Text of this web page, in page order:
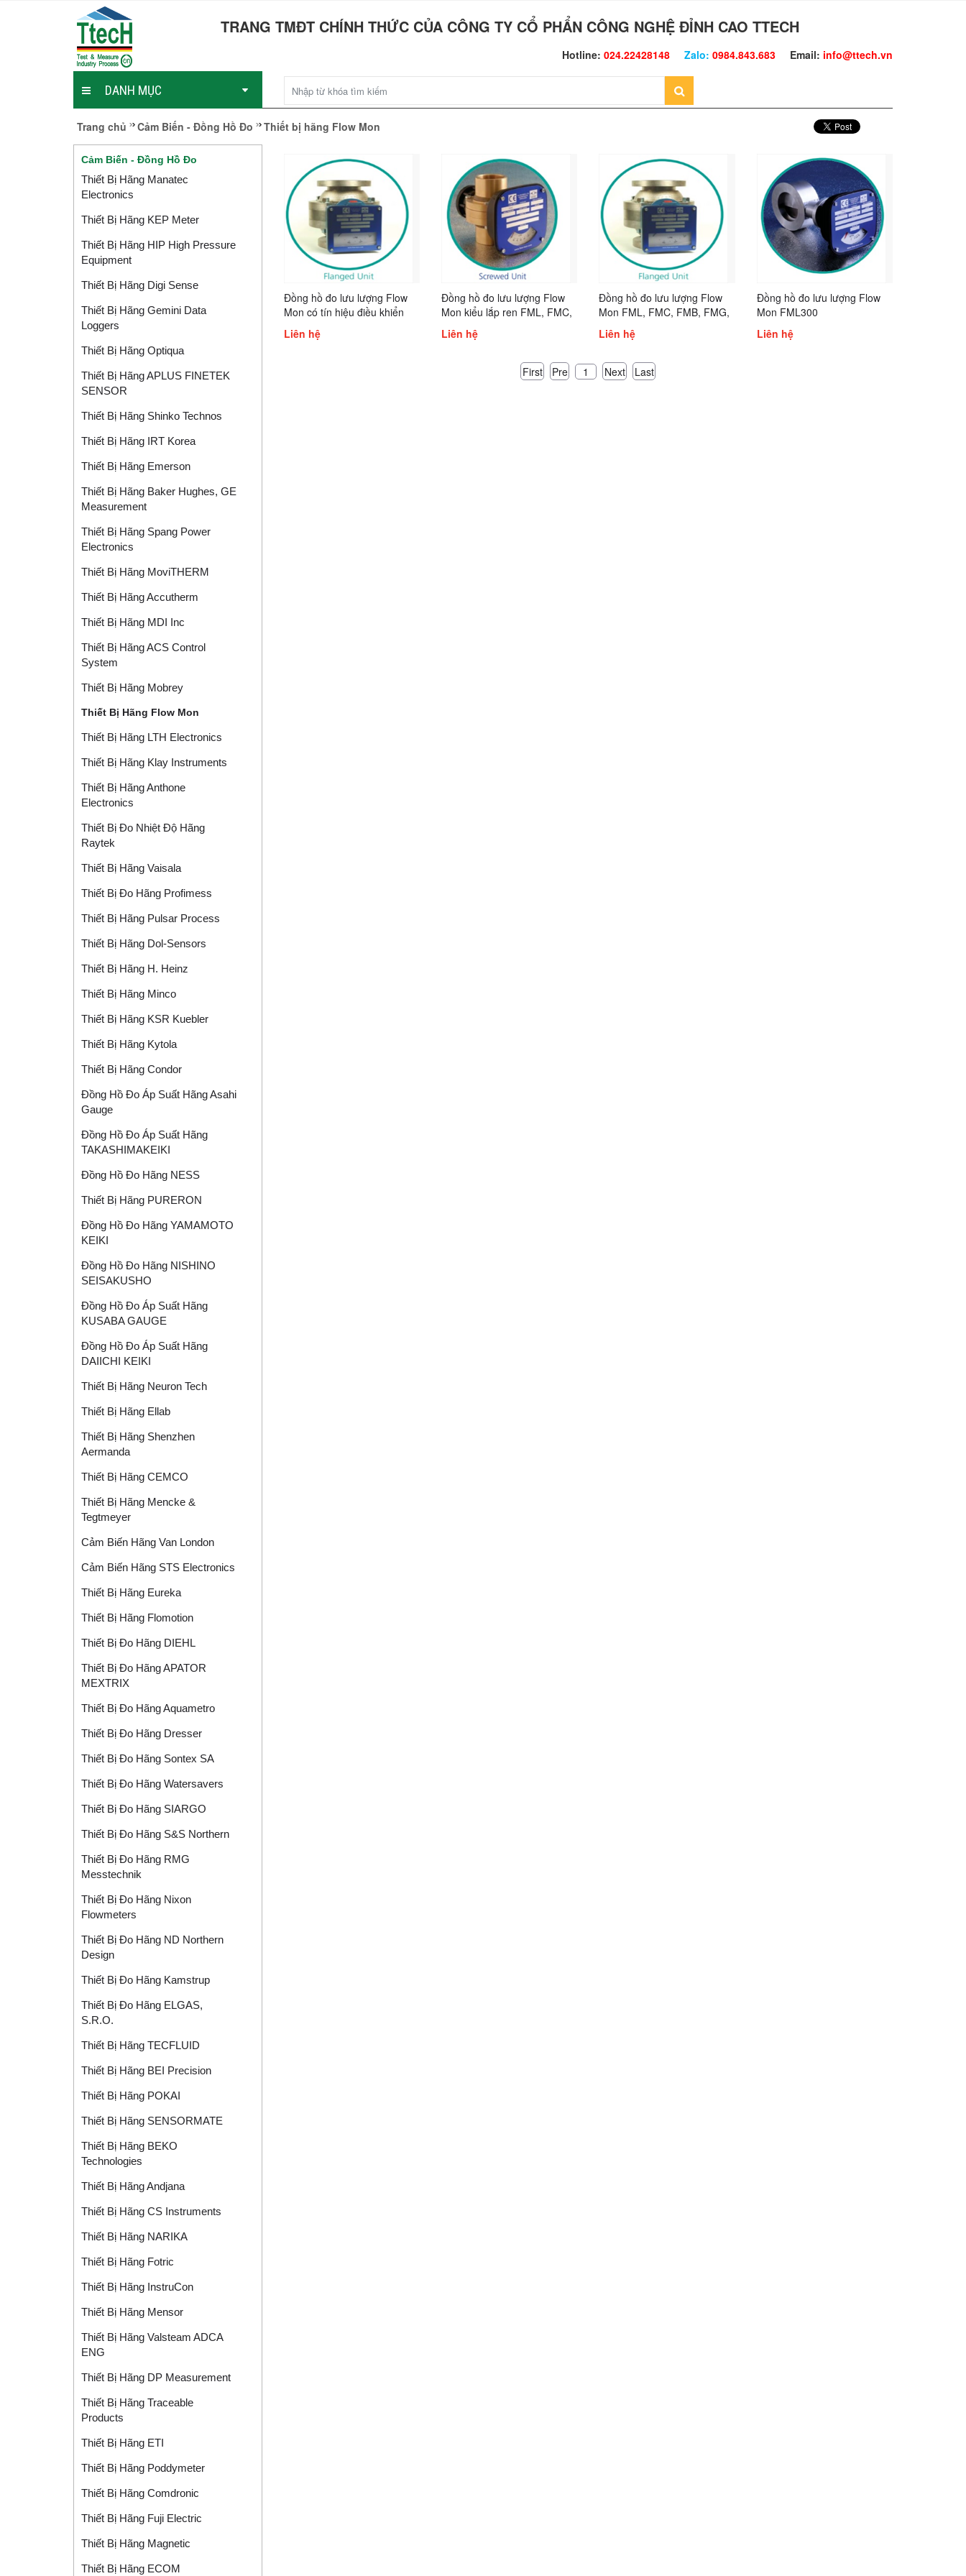
TRANG TMĐT CHÍNH THỨC CỦA CÔNG TY CỔ PHẨN CÔNG NGHỆ ĐỈNH CAO TTECH
Hotline: 024.22428148 Zalo: 0984.843.683 Email: info@ttech.vn
DANH MỤC
Trang chủ Cảm Biến - Đồng Hồ Đo Thiết bị hãng Flow Mon
Đồng hồ đo lưu lượng Flow
Mon có tín hiệu điều khiển
FML, FMC, FMB, FMG, FMM
Liên hệ
Đồng hồ đo lưu lượng Flow
Mon kiểu lắp ren FML, FMC,
FMB, FMG, FMM
Liên hệ
Đồng hồ đo lưu lượng Flow
Mon FML, FMC, FMB, FMG,
FMM
Liên hệ
Đồng hồ đo lưu lượng Flow
Mon FML300
Liên hệ
First Pre 1 Next Last
Cảm Biến - Đồng Hồ Đo
Thiết Bị Hãng Manatec
Electronics
Thiết Bị Hãng KEP Meter
Thiết Bị Hãng HIP High Pressure
Equipment
Thiết Bị Hãng Digi Sense
Thiết Bị Hãng Gemini Data
Loggers
Thiết Bị Hãng Optiqua
Thiết Bị Hãng APLUS FINETEK
SENSOR
Thiết Bị Hãng Shinko Technos
Thiết Bị Hãng IRT Korea
Thiết Bị Hãng Emerson
Thiết Bị Hãng Baker Hughes, GE
Measurement
Thiết Bị Hãng Spang Power
Electronics
Thiết Bị Hãng MoviTHERM
Thiết Bị Hãng Accutherm
Thiết Bị Hãng MDI Inc
Thiết Bị Hãng ACS Control
System
Thiết Bị Hãng Mobrey
Thiết Bị Hãng Flow Mon
Thiết Bị Hãng LTH Electronics
Thiết Bị Hãng Klay Instruments
Thiết Bị Hãng Anthone
Electronics
Thiết Bị Đo Nhiệt Độ Hãng
Raytek
Thiết Bị Hãng Vaisala
Thiết Bị Đo Hãng Profimess
Thiết Bị Hãng Pulsar Process
Thiết Bị Hãng Dol-Sensors
Thiết Bị Hãng H. Heinz
Thiết Bị Hãng Minco
Thiết Bị Hãng KSR Kuebler
Thiết Bị Hãng Kytola
Thiết Bị Hãng Condor
Đồng Hồ Đo Áp Suất Hãng Asahi
Gauge
Đồng Hồ Đo Áp Suất Hãng
TAKASHIMAKEIKI
Đồng Hồ Đo Hãng NESS
Thiết Bị Hãng PURERON
Đồng Hồ Đo Hãng YAMAMOTO
KEIKI
Đồng Hồ Đo Hãng NISHINO
SEISAKUSHO
Đồng Hồ Đo Áp Suất Hãng
KUSABA GAUGE
Đồng Hồ Đo Áp Suất Hãng
DAIICHI KEIKI
Thiết Bị Hãng Neuron Tech
Thiết Bị Hãng Ellab
Thiết Bị Hãng Shenzhen
Aermanda
Thiết Bị Hãng CEMCO
Thiết Bị Hãng Mencke &
Tegtmeyer
Cảm Biến Hãng Van London
Cảm Biến Hãng STS Electronics
Thiết Bị Hãng Eureka
Thiết Bị Hãng Flomotion
Thiết Bị Đo Hãng DIEHL
Thiết Bị Đo Hãng APATOR
MEXTRIX
Thiết Bị Đo Hãng Aquametro
Thiết Bị Đo Hãng Dresser
Thiết Bị Đo Hãng Sontex SA
Thiết Bị Đo Hãng Watersavers
Thiết Bị Đo Hãng SIARGO
Thiết Bị Đo Hãng S&S Northern
Thiết Bị Đo Hãng RMG
Messtechnik
Thiết Bị Đo Hãng Nixon
Flowmeters
Thiết Bị Đo Hãng ND Northern
Design
Thiết Bị Đo Hãng Kamstrup
Thiết Bị Đo Hãng ELGAS,
S.r.o.
Thiết Bị Hãng TECFLUID
Thiết Bị Hãng BEI Precision
Thiết Bị Hãng POKAI
Thiết Bị Hãng SENSORMATE
Thiết Bị Hãng BEKO
Technologies
Thiết Bị Hãng Andjana
Thiết Bị Hãng CS Instruments
Thiết Bị Hãng NARIKA
Thiết Bị Hãng Fotric
Thiết Bị Hãng InstruCon
Thiết Bị Hãng Mensor
Thiết Bị Hãng Valsteam ADCA
ENG
Thiết Bị Hãng DP Measurement
Thiết Bị Hãng Traceable
Products
Thiết Bị Hãng ETI
Thiết Bị Hãng Poddymeter
Thiết Bị Hãng Comdronic
Thiết Bị Hãng Fuji Electric
Thiết Bị Hãng Magnetic
Thiết Bị Hãng ECOM